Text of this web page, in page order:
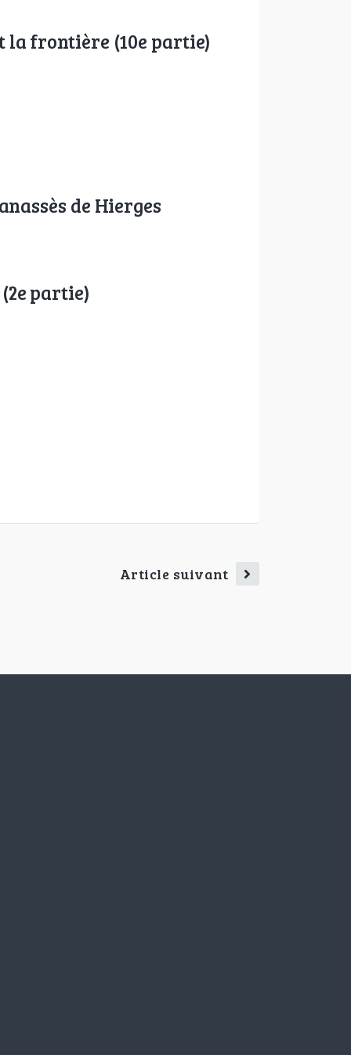
la frontière (10e partie)
de Hierges
partie)
Article suivant